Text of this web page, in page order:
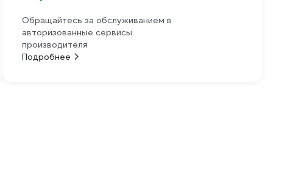
Обращайтесь за обслуживанием в
авторизованные сервисы
производителя
Подробнее